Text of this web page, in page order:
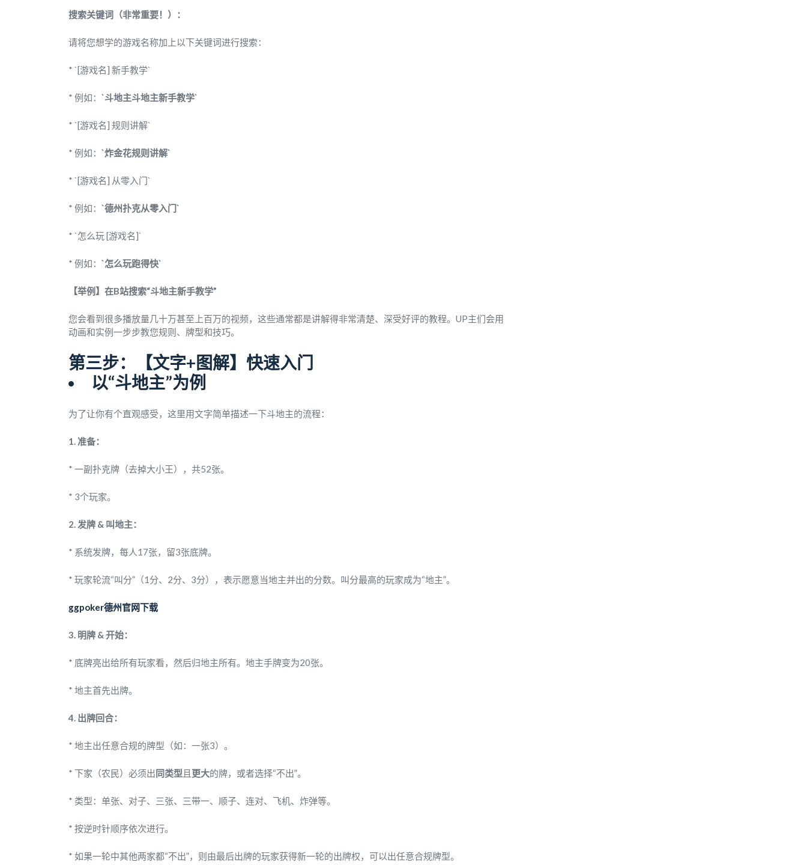
搜索关键词（非常重要！）：
请将您想学的游戏名称加上以下关键词进行搜索：
* `[游戏名] 新手教学`
* 例如： `斗地主斗地主新手教学`
* `[游戏名] 规则讲解`
* 例如： `炸金花规则讲解`
* `[游戏名] 从零入门`
* 例如： `德州扑克从零入门`
* `怎么玩 [游戏名]`
* 例如： `怎么玩跑得快`
【举例】在B站搜索“斗地主新手教学”
您会看到很多播放量几十万甚至上百万的视频，这些通常都是讲解得非常清楚、深受好评的教程。UP主们会用
动画和实例一步步教您规则、牌型和技巧。
第三步：【文字+图解】快速入门
以“斗地主”为例
为了让你有个直观感受，这里用文字简单描述一下斗地主的流程：
1. 准备：
* 一副扑克牌（去掉大小王），共52张。
* 3个玩家。
2. 发牌 & 叫地主：
* 系统发牌，每人17张，留3张底牌。
* 玩家轮流“叫分”（1分、2分、3分），表示愿意当地主并出的分数。叫分最高的玩家成为“地主”。
ggpoker德州官网下载
3. 明牌 & 开始：
* 底牌亮出给所有玩家看，然后归地主所有。地主手牌变为20张。
* 地主首先出牌。
4. 出牌回合：
* 地主出任意合规的牌型（如：一张3）。
* 下家（农民）必须出同类型 且 更大的牌，或者选择“不出”。
* 类型：单张、对子、三张、三带一、顺子、连对、飞机、炸弹等。
* 按逆时针顺序依次进行。
* 如果一轮中其他两家都“不出”，则由最后出牌的玩家获得新一轮的出牌权，可以出任意合规牌型。